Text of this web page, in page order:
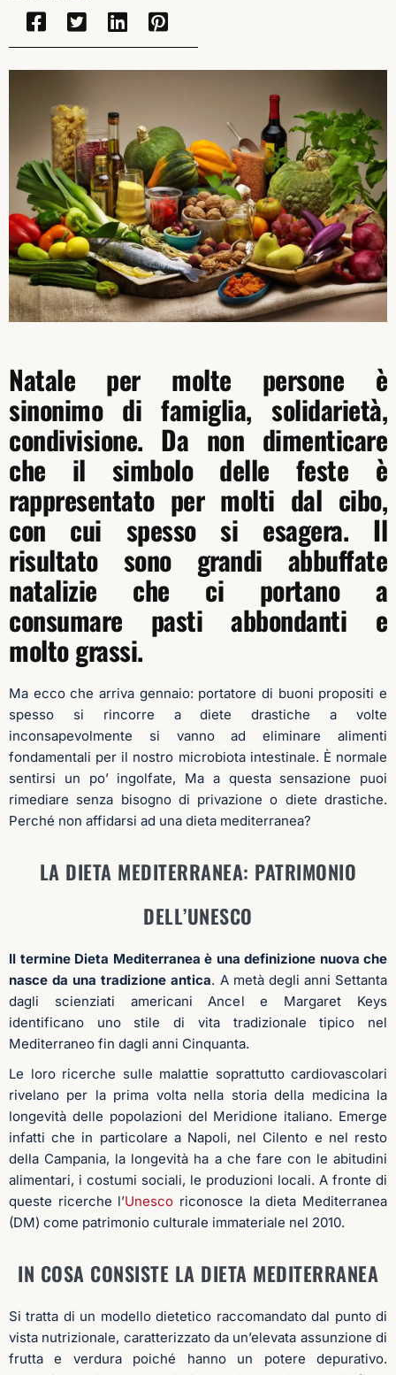
Natale per molte persone è
sinonimo di famiglia, solidarietà,
condivisione. Da non dimenticare
che il simbolo delle feste è
rappresentato per molti dal cibo,
con cui spesso si esagera. Il
risultato sono grandi abbuffate
natalizie che ci portano a
consumare pasti abbondanti e
molto grassi.
Ma ecco che arriva gennaio: portatore di buoni propositi e
spesso si rincorre a diete drastiche a volte
inconsapevolmente si vanno ad eliminare alimenti
fondamentali per il nostro microbiota intestinale. È normale
sentirsi un po’ ingolfate, Ma a questa sensazione puoi
rimediare senza bisogno di privazione o diete drastiche.
Perché non affidarsi ad una dieta mediterranea?
LA DIETA MEDITERRANEA: PATRIMONIO
DELL’UNESCO
Il termine Dieta Mediterranea è una definizione nuova che
nasce da una tradizione antica. A metà degli anni Settanta
dagli scienziati americani Ancel e Margaret Keys
identificano uno stile di vita tradizionale tipico nel
Mediterraneo fin dagli anni Cinquanta.
Le loro ricerche sulle malattie soprattutto cardiovascolari
rivelano per la prima volta nella storia della medicina la
longevità delle popolazioni del Meridione italiano. Emerge
infatti che in particolare a Napoli, nel Cilento e nel resto
della Campania, la longevità ha a che fare con le abitudini
alimentari, i costumi sociali, le produzioni locali. A fronte di
queste ricerche l’Unesco riconosce la dieta Mediterranea
(DM) come patrimonio culturale immateriale nel 2010.
IN COSA CONSISTE LA DIETA MEDITERRANEA
Si tratta di un modello dietetico raccomandato dal punto di
vista nutrizionale, caratterizzato da un’elevata assunzione di
frutta e verdura poiché hanno un potere depurativo.